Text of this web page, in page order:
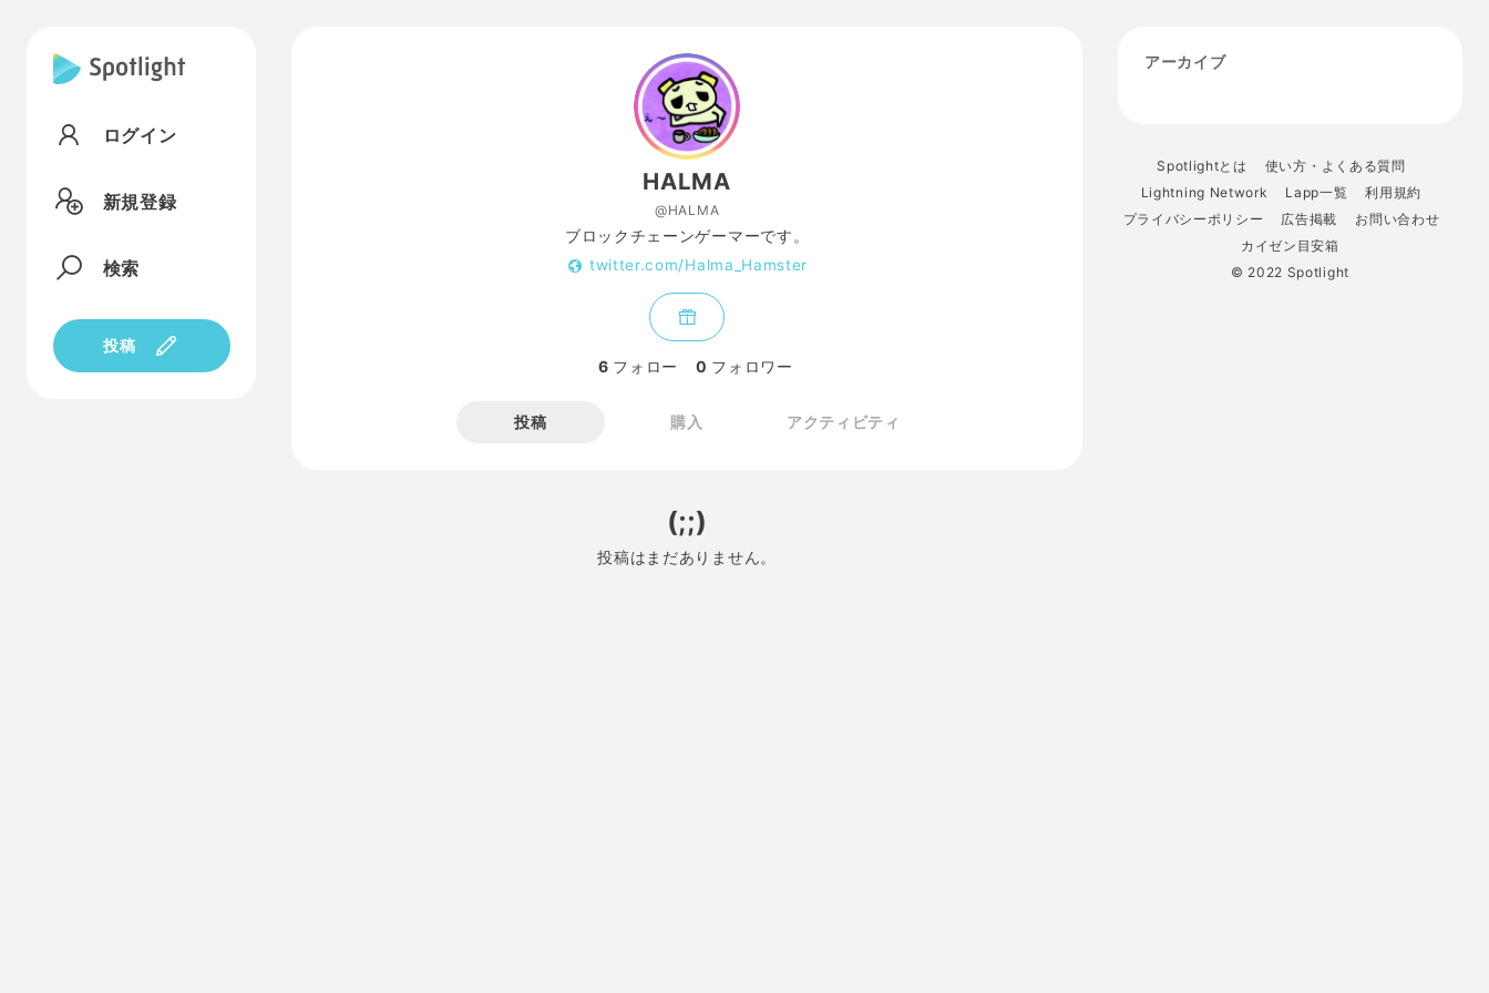
ログイン
新規登録
検索
投稿
HALMA
@HALMA
ブロックチェーンゲーマーです。
twitter.com/Halma_Hamster
6 フォロー 0 フォロワー
投稿 購入 アクティビティ
(;;)
投稿はまだありません。
アーカイブ
Spotlightとは
使い方・よくある質問
Lightning Network
Lapp一覧
利用規約
プライバシーポリシー
広告掲載
お問い合わせ
カイゼン目安箱
© 2022 Spotlight